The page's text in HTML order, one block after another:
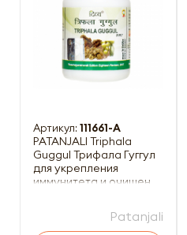
Артикул: 111661-A
PATANJALI Triphala
Guggul Трифала Гуггул
для укрепления
иммунитета и очищения
Patanjali